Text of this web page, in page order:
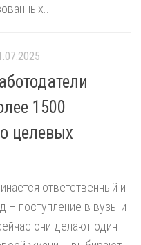
1500
целевых
ответственный и
– поступление в вузы и
они делают один